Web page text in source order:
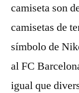
camiseta son
camisetas de
símbolo de
al FC
igual que